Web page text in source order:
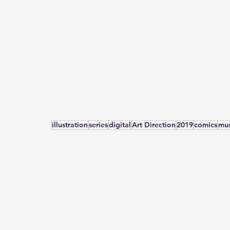
illustrationseriesdigitalArt Direction2019comics